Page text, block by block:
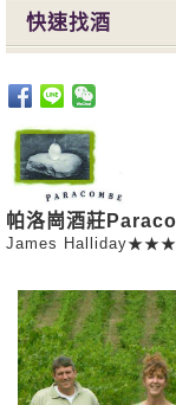
快速找酒
帕洛崗酒莊
James